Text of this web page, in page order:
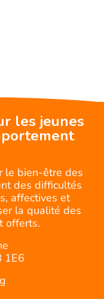
les jeunes
le bien-être des
des difficultés
affectives et
la qualité des
offerts.
1E6